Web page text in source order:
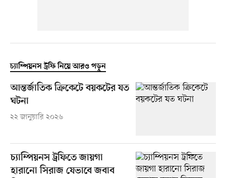
চ্যাম্পিয়নস ট্রফি নিয়ে আরও পড়ুন
আন্তর্জাতিক ক্রিকেটে বয়কটের যত
ঘটনা
২২ জানুয়ারি ২০২৬
চ্যাম্পিয়নস ট্রফিতে জায়গা
হারানো সিরাজ যেভাবে জবাব